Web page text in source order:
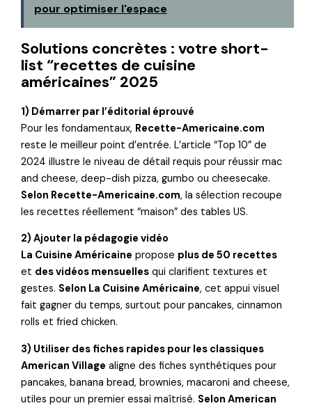
pour optimiser l'espace
Solutions concrètes : votre short-
list “recettes de cuisine
américaines” 2025
1) Démarrer par l’éditorial éprouvé
Pour les fondamentaux, Recette-Americaine.com
reste le meilleur point d’entrée. L’article “Top 10” de
2024 illustre le niveau de détail requis pour réussir mac
and cheese, deep-dish pizza, gumbo ou cheesecake.
Selon Recette-Americaine.com, la sélection recoupe
les recettes réellement “maison” des tables US.
2) Ajouter la pédagogie vidéo
La Cuisine Américaine propose plus de 50 recettes
et des vidéos mensuelles qui clarifient textures et
gestes. Selon La Cuisine Américaine, cet appui visuel
fait gagner du temps, surtout pour pancakes, cinnamon
rolls et fried chicken.
3) Utiliser des fiches rapides pour les classiques
American Village aligne des fiches synthétiques pour
pancakes, banana bread, brownies, macaroni and cheese,
utiles pour un premier essai maîtrisé. Selon American